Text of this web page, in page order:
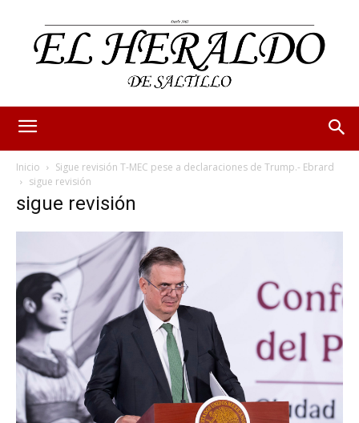
Inicio
Sigue revisión T-MEC pese a declaraciones de Trump.- Ebrard
sigue revisión
sigue revisión